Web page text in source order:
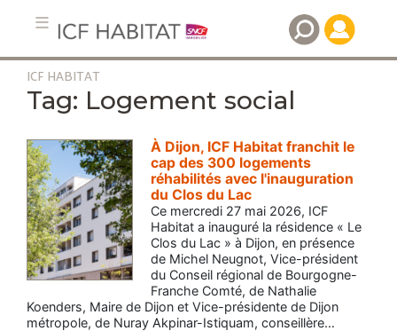
Aller
principal
ICF HABITAT
Logement social
À Dijon, ICF Habitat franchit le
cap des 300 logements
réhabilités avec l'inauguration
du Clos du Lac
Ce mercredi 27 mai 2026, ICF
Habitat a inauguré la résidence « Le
Clos du Lac » à Dijon, en présence
de Michel Neugnot, Vice-président
du Conseil régional de Bourgogne-
Franche Comté, de Nathalie
Koenders, Maire de Dijon et Vice-présidente de Dijon
métropole, de Nuray Akpinar-Istiquam, conseillère…